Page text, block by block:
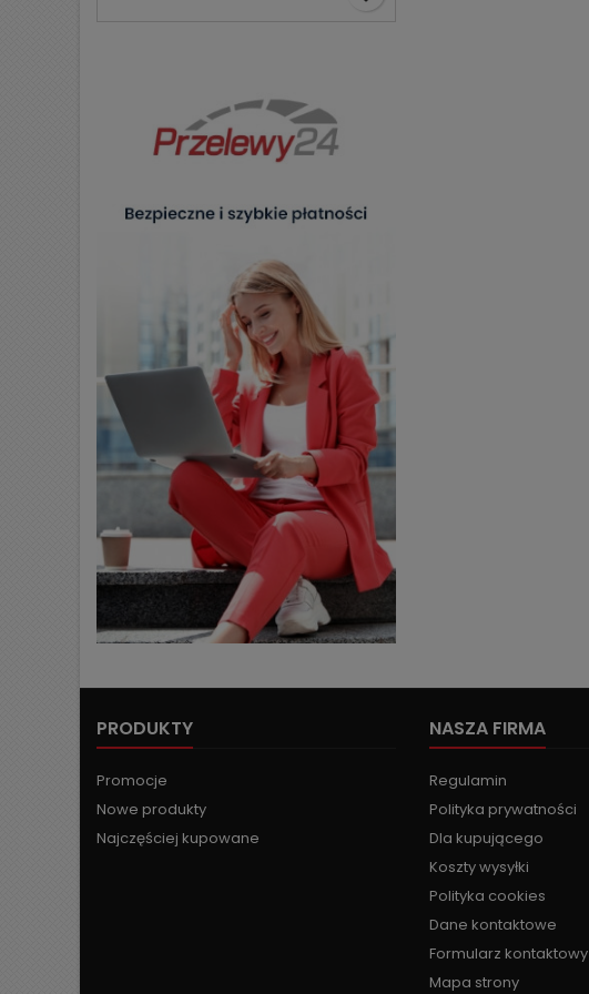
PRODUKTY
Promocje
Nowe produkty
Najczęściej kupowane
NASZA FIRMA
Regulamin
Polityka prywatności
Dla kupującego
Koszty wysyłki
Polityka cookies
Dane kontaktowe
Formularz kontaktowy
Mapa strony